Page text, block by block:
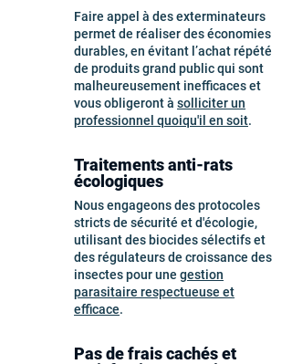
Faire appel à des exterminateurs
permet de réaliser des économies
durables, en évitant l’achat répété
de produits grand public qui sont
malheureusement inefficaces et
vous obligeront à solliciter un
professionnel quoiqu'il en soit.
Traitements anti-rats
écologiques
Nous engageons des protocoles
stricts de sécurité et d'écologie,
utilisant des biocides sélectifs et
des régulateurs de croissance des
insectes pour une gestion
parasitaire respectueuse et
efficace.
Pas de frais cachés et